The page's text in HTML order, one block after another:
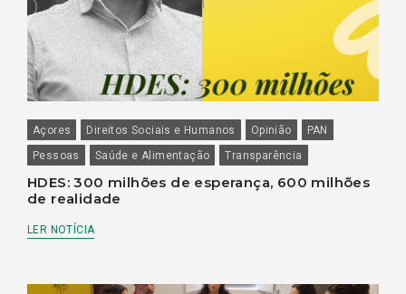
Açores Direitos Sociais e Humanos Opinião
PAN
Pessoas
Saúde e Alimentação Transparência
HDES: 300 milhões de esperança, 600 milhões
de realidade
LER NOTÍCIA